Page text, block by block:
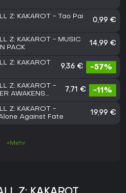
Z: KAKAROT - Tao Pai
0,99 €
Z: KAKAROT - MUSIC
PACK
14,99 €
Z: KAKAROT
9,36 € -57%
Z: KAKAROT -
AWAKENS
7,71 € -11%
Z: KAKAROT -
Against Fate
19,99 €
+Mehr